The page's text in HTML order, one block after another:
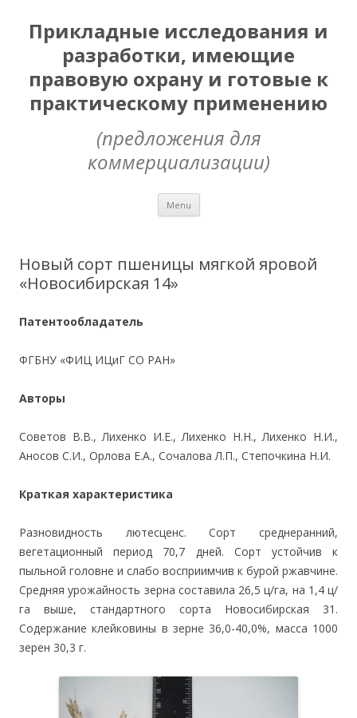
Прикладные исследования и
разработки, имеющие
правовую охрану и готовые к
практическому применению
(предложения для
коммерциализации)
Menu Skip
content
Новый сорт пшеницы мягкой яровой
«Новосибирская 14»
Патентообладатель
ФГБНУ «ФИЦ ИЦиГ СО РАН»
Авторы
Советов В.В., Лихенко И.Е., Лихенко Н.Н., Лихенко Н.И.,
Аносов С.И., Орлова Е.А., Сочалова Л.П., Степочкина Н.И.
Краткая характеристика
Разновидность лютесценс. Сорт среднеранний,
вегетационный период 70,7 дней. Сорт устойчив к
пыльной головне и слабо восприимчив к бурой ржавчине.
Средняя урожайность зерна составила 26,5 ц/га, на 1,4 ц/
га выше, стандартного сорта Новосибирская 31.
Содержание клейковины в зерне 36,0-40,0%, масса 1000
зерен 30,3 г.